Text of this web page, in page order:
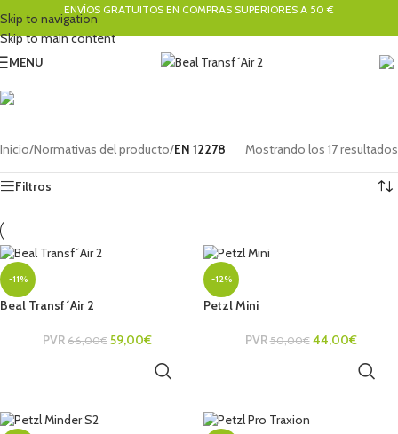
Skip to navigation
Skip to main content
ENVÍOS GRATUITOS EN COMPRAS SUPERIORES A 50 €
MENU
Inicio/Normativas del producto/EN 12278 Mostrando los 17 resultados
Filtros
-11%
Beal Transf´Air 2
PVR 66,00€ 59,00€
-12%
Petzl Mini
PVR 50,00€ 44,00€